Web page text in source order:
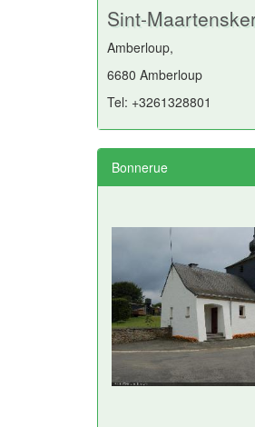
Sint-
Amberloup,
6680 Amberloup
Tel: +3261328801
Bonnerue